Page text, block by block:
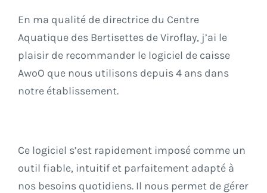
En ma qualité de directrice du Centre
Aquatique des Bertisettes de Viroflay, j’ai le
plaisir de recommander le logiciel de caisse
AwoO que nous utilisons depuis 4 ans dans
notre établissement.
Ce logiciel s’est rapidement imposé comme un
outil fiable, intuitif et parfaitement adapté à
nos besoins quotidiens. Il nous permet de gérer